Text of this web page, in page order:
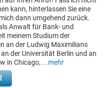
kann, hinterlassen Sie eine
dann umgehend zurück.
Anwalt für Bank- und
meinem Studium der
an der Ludwig Maximilians
der Universität Berlin und an
in Chicago, ...mehr